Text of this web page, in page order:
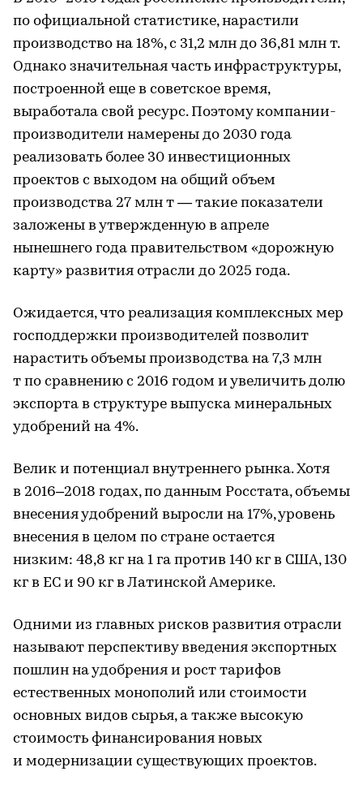
по официальной статистике, нарастили
производство на 18%, с 31,2 млн до 36,81 млн т.
Однако значительная часть инфраструктуры,
построенной еще в советское время,
выработала свой ресурс. Поэтому компании-
производители намерены до 2030 года
реализовать более 30 инвестиционных
проектов с выходом на общий объем
производства 27 млн т — такие показатели
заложены в утвержденную в апреле
нынешнего года правительством «дорожную
карту» развития отрасли до 2025 года.
Ожидается, что реализация комплексных мер
господдержки производителей позволит
нарастить объемы производства на 7,3 млн
т по сравнению с 2016 годом и увеличить долю
экспорта в структуре выпуска минеральных
удобрений на 4%.
Велик и потенциал внутреннего рынка. Хотя
в 2016–2018 годах, по данным Росстата, объемы
внесения удобрений выросли на 17%, уровень
внесения в целом по стране остается
низким: 48,8 кг на 1 га против 140 кг в США, 130
кг в ЕС и 90 кг в Латинской Америке.
Одними из главных рисков развития отрасли
называют перспективу введения экспортных
пошлин на удобрения и рост тарифов
естественных монополий или стоимости
основных видов сырья, а также высокую
стоимость финансирования новых
и модернизации существующих проектов.